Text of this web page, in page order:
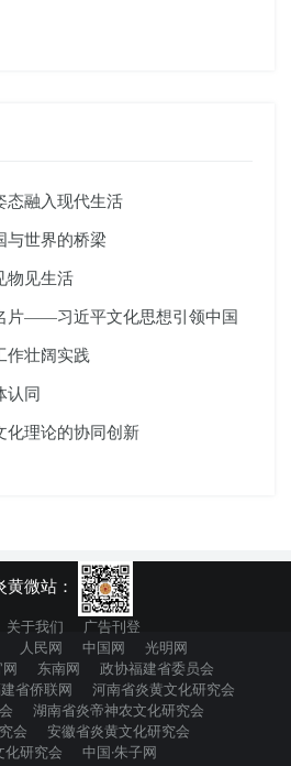
态融入现代生活
与世界的桥梁
物见生活
片——习近平文化思想引领中国
作壮阔实践
认同
化理论的协同创新
黄微站：
关于我们
广告刊登
人民网 中国网
光明网
东南网
政协福建省委员会
省侨联网
河南省炎黄文化研究会
湖南省炎帝神农文化研究会
会
安徽省炎黄文化研究会
化研究会
中国·朱子网